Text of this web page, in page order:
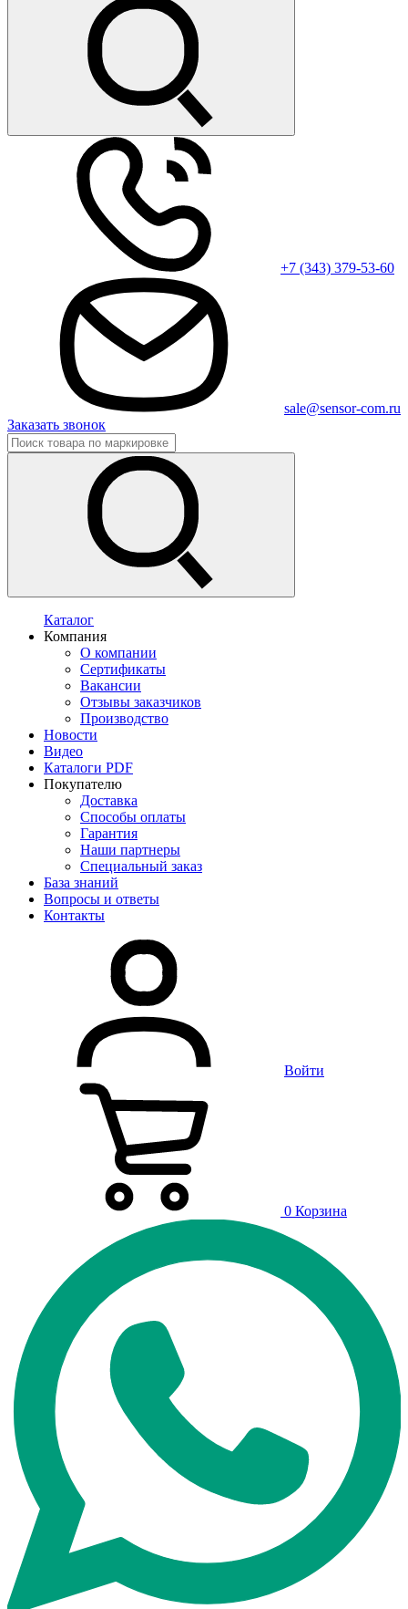
+7 (343) 379-53-60
sale@sensor-com.ru
Заказать звонок
Каталог
Компания
О компании
Сертификаты
Вакансии
Отзывы заказчиков
Производство
Новости
Видео
Каталоги PDF
Покупателю
Доставка
Способы оплаты
Гарантия
Наши партнеры
Специальный заказ
База знаний
Вопросы и ответы
Контакты
Войти
0 Корзина